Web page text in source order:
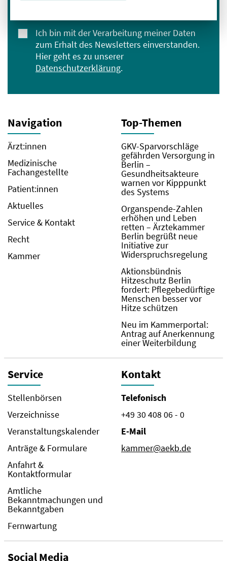
Ich bin mit der Verarbeitung meiner Daten
zum Erhalt des Newsletters einverstanden.
Hier geht es zu unserer
Datenschutzerklärung.
Navigation
Ärzt:innen
Medizinische
Fachangestellte
Patient:innen
Aktuelles
Service & Kontakt
Recht
Kammer
Top-Themen
GKV-Sparvorschläge
gefährden Versorgung in
Berlin –
Gesundheitsakteure
warnen vor Kipppunkt
des Systems
Organspende-Zahlen
erhöhen und Leben
retten – Ärztekammer
Berlin begrüßt neue
Initiative zur
Widerspruchsregelung
Aktionsbündnis
Hitzeschutz Berlin
fordert: Pflegebedürftige
Menschen besser vor
Hitze schützen
Neu im Kammerportal:
Antrag auf Anerkennung
einer Weiterbildung
Service
Stellenbörsen
Verzeichnisse
Veranstaltungskalender
Anträge & Formulare
Anfahrt &
Kontaktformular
Amtliche
Bekanntmachungen und
Bekanntgaben
Fernwartung
Kontakt
Telefonisch
+49 30 408 06 - 0
E-Mail
kammer@aekb.de
Social Media